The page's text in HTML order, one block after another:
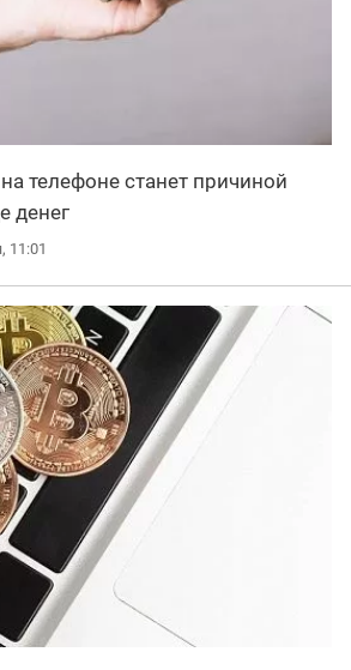
телефоне станет причиной
денег
11:01